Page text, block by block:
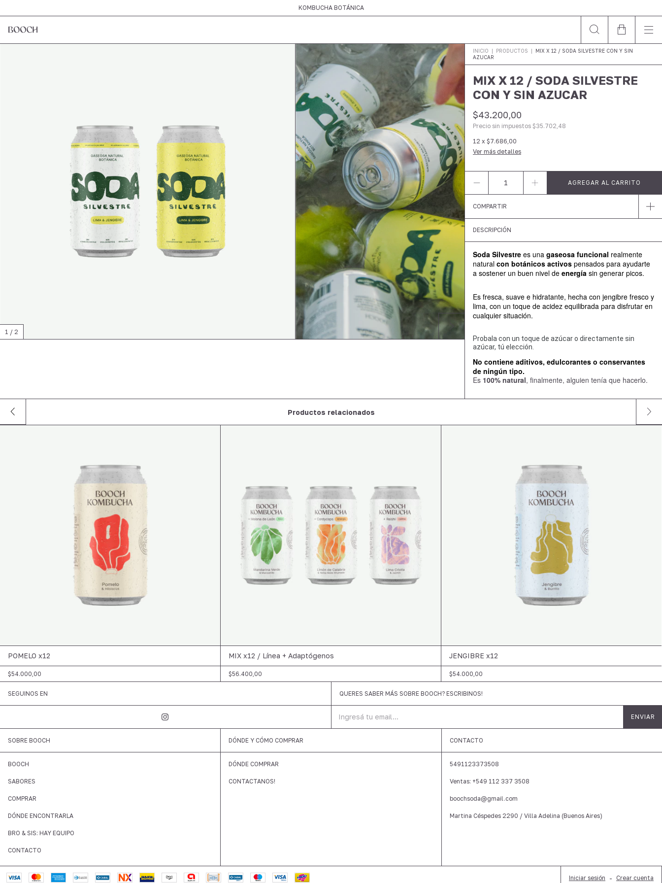
KOMBUCHA BOTÁNICA
HECHO EN ARGENTINA
1 / 2
INICIO | PRODUCTOS |
MIX X 12 / SODA SILVESTRE CON Y SIN
AZUCAR
MIX X 12 / SODA SILVESTRE
CON Y SIN AZUCAR
$43.200,00
Precio sin impuestos $35.702,48
12 x $7.686,00
Ver más detalles
COMPARTIR
DESCRIPCIÓN
Soda Silvestre es una gaseosa funcional realmente
natural con botánicos activos pensados para ayudarte
a sostener un buen nivel de energía sin generar picos.
Es fresca, suave e hidratante, hecha con jengibre fresco y
lima, con un toque de acidez equilibrada para disfrutar en
cualquier situación.
Probala con un toque de azúcar o directamente sin
azúcar, tú elección.
No contiene aditivos, edulcorantes o conservantes
de ningún tipo.
Es 100% natural, finalmente, alguien tenía que hacerlo.
Productos relacionados
POMELO x12
$54.000,00
MIX x12 / Línea + Adaptógenos
$56.400,00
JENGIBRE x12
$54.000,00
SEGUINOS EN QUERES SABER MÁS SOBRE BOOCH? ESCRIBINOS!
SOBRE BOOCH
BOOCH
SABORES
COMPRAR
DÓNDE ENCONTRARLA
BRO & SIS: HAY EQUIPO
CONTACTO
DÓNDE Y CÓMO COMPRAR
DÓNDE COMPRAR
CONTACTANOS!
CONTACTO
5491123373508
Ventas: +549 112 337 3508
boochsoda@gmail.com
Martina Céspedes 2290 / Villa Adelina (Buenos Aires)
Iniciar sesión - Crear cuenta